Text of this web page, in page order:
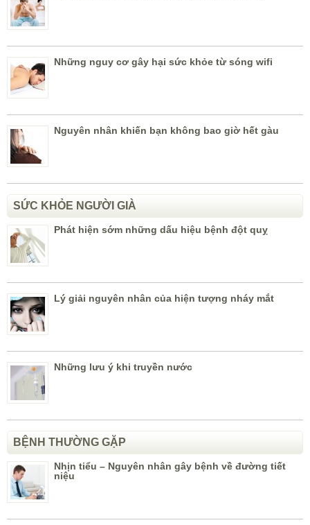
Những nguy cơ gây hại sức khỏe từ sóng wifi
Nguyên nhân khiến bạn không bao giờ hết gàu
SỨC KHỎE NGƯỜI GIÀ
Phát hiện sớm những dấu hiệu bệnh đột quỵ
Lý giải nguyên nhân của hiện tượng nháy mắt
Những lưu ý khi truyền nước
BỆNH THƯỜNG GẶP
Nhịn tiểu – Nguyên nhân gây bệnh về đường tiết
niệu